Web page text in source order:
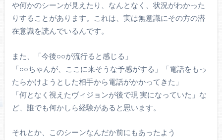
や何かのシーンが見えたり、なんとなく、状況がわかった
りすることがあります。これは、実は無意識にその方の潜
在意識を読んでいるんです。
また、「今後○○が流行ると感じる」
「○○ちゃんが、ここに来そうな予感がする」「電話をもっ
たらかけようとした相手から電話がかかってきた」
「何となく視えたヴィジョンが後で現 実になっていた」な
ど、誰でも何かしら経験があると思います。
それとか、このシーンなんだか前にもあったよう